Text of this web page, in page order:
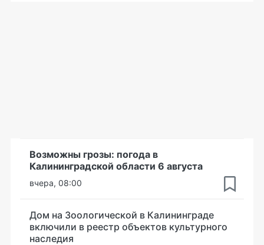
Возможны грозы: погода в
Калининградской области 6 августа
вчера, 08:00
Дом на Зоологической в Калининграде
включили в реестр объектов культурного
наследия